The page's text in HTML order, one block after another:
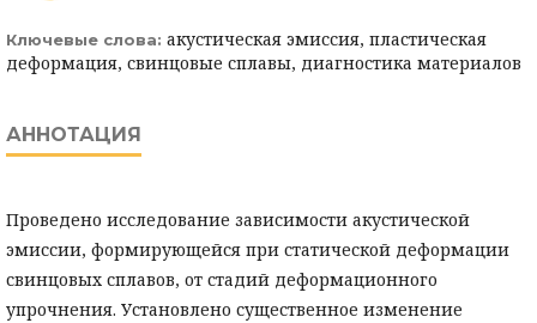
Ключевые слова: акустическая эмиссия, пластическая
деформация, свинцовые сплавы, диагностика материалов
АННОТАЦИЯ
Проведено исследование зависимости акустической
эмиссии, формирующейся при статической деформации
свинцовых сплавов, от стадий деформационного
упрочнения. Установлено существенное изменение